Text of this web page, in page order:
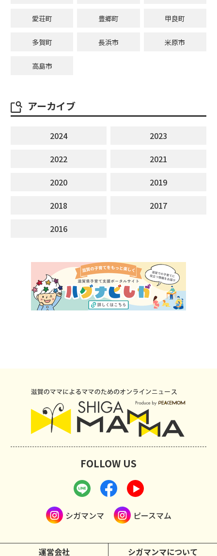
愛荘町 豊郷町 甲良町
多賀町 長浜市 米原市
高島市
アーカイブ
2024
2023
2022
2021
2020
2019
2018
2017
2016
運営会社 シガマンマについて
FOLLOW US
シガマンマ ピースマム